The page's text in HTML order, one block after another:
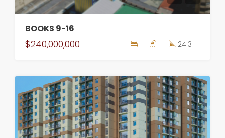
BOOKS 9-16
$240,000,000 1 1 24.31